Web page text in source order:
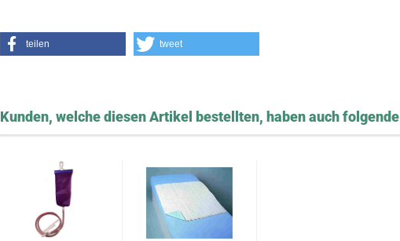
teilen tweet
Kunden, welche diesen Artikel bestellten, haben auch